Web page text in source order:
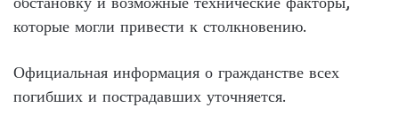
которые могли привести к столкновению.
Официальная информация о гражданстве всех
погибших и пострадавших уточняется.